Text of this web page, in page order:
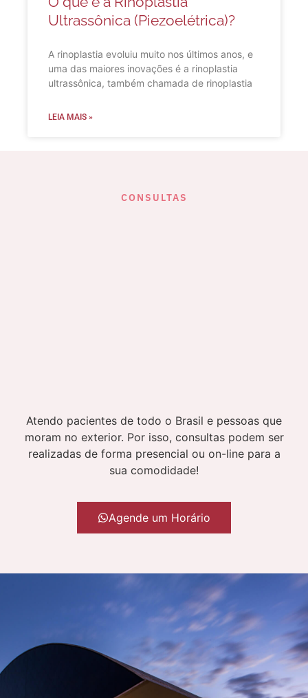
Ultrassônica (Piezoelétrica)?
A rinoplastia evoluiu muito nos últimos anos, e
uma das maiores inovações é a rinoplastia
ultrassônica, também chamada de rinoplastia
LEIA MAIS »
CONSULTAS
Atendo pacientes de todo o Brasil e pessoas que
moram no exterior. Por isso, consultas podem ser
realizadas de forma presencial ou on-line para a
sua comodidade!
Agende um Horário